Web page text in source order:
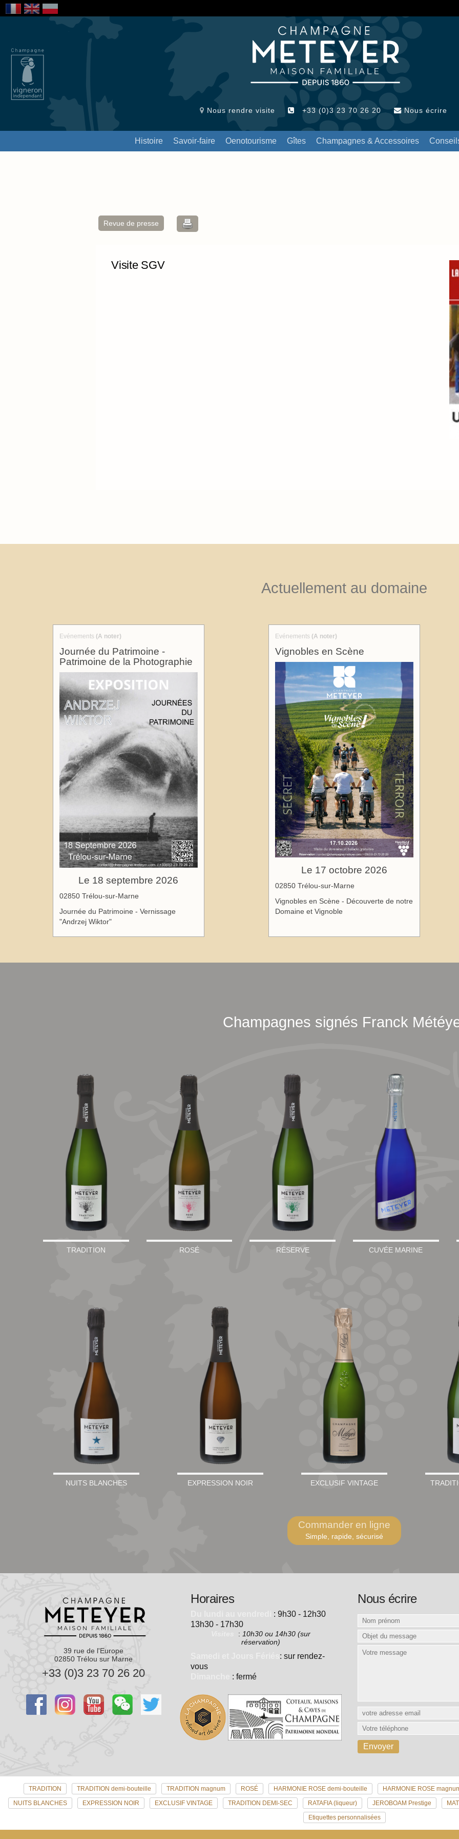
Nous rendre visite +33 (0)3 23 70 26 20 Nous écrire
Histoire Savoir-faire Oenotourisme Gîtes Champagnes & Accessoires
Revue de presse
Visite SGV
Actuellement au domaine
Evénements (A noter)
Journée du Patrimoine -
Patrimoine de la Photographie
Le 18 septembre 2026
02850 Trélou-sur-Marne
Journée du Patrimoine - Vernissage
"Andrzej Wiktor"
Evénements (A noter)
Vignobles en Scène
Le 17 octobre 2026
02850 Trélou-sur-Marne
Vignobles en Scène - Découverte de notre
Domaine et Vignoble
Champagnes signés Franck
TRADITION ROSÉ RÉSERVE CUVÉE MARINE
NUITS BLANCHES EXPRESSION NOIR EXCLUSIF VINTAGE
Commander en ligne
Simple, rapide, sécurisé
39 rue de l'Europe
02850 Trélou sur Marne
+33 (0)3 23 70 26 20
Horaires
: 9h30 - 12h30
13h30 - 17h30
: 10h30 ou 14h30 (sur
réservation)
: sur rendez-
vous
: fermé
Nous écrire
TRADITION TRADITION demi-bouteille TRADITION magnum ROSÉ HARMONIE ROSE demi-bouteille HARMONIE ROSE
NUITS BLANCHES EXPRESSION NOIR EXCLUSIF VINTAGE TRADITION DEMI-SEC RATAFIA (liqueur) JEROBOAM Prestige
Etiquettes personnalisées